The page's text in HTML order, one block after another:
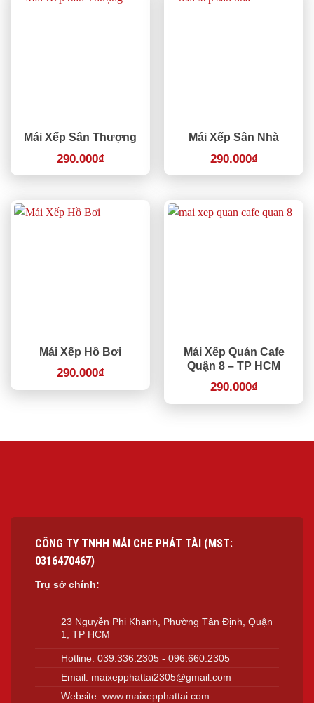
Mái Xếp Sân Thượng
290.000₫
Mái Xếp Sân Nhà
290.000₫
Mái Xếp Hồ Bơi
290.000₫
Mái Xếp Quán Cafe
Quận 8 – TP HCM
290.000₫
CÔNG TY TNHH MÁI CHE PHÁT TÀI (MST:
0316470467)
Trụ sở chính:
23 Nguyễn Phi Khanh, Phường Tân Định, Quận
1, TP HCM
Hotline:039.336.2305 -096.660.2305
Email: maixepphattai2305@gmail.com
Website:www.maixepphattai.com